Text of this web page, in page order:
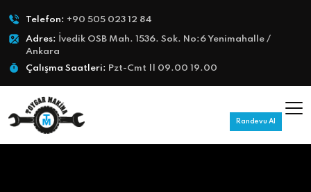
Telefon: +90 505 023 12 84
Adres:
İvedik OSB Mah. 1536. Sok. No:6 Yenimahalle /
Ankara
Çalışma Saatleri: Pzt-Cmt || 09.00 19.00
Randevu Al